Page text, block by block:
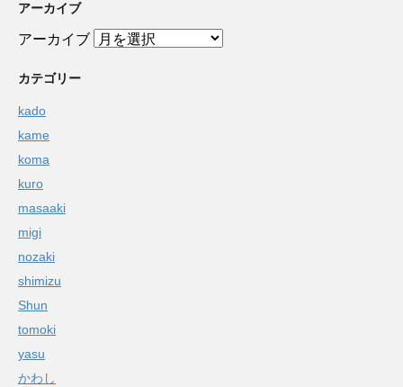
アーカイブ
アーカイブ
カテゴリー
kado
kame
koma
kuro
masaaki
migi
nozaki
shimizu
Shun
tomoki
yasu
かわし